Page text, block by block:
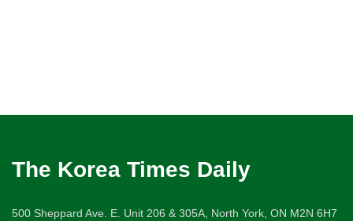
The Korea Times Daily
500 Sheppard Ave. E. Unit 206 & 305A, North York, ON M2N 6H7